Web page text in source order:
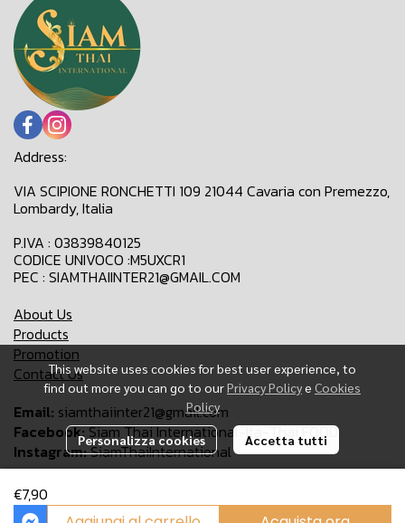
€7,90
This website uses cookies for best user experience, to
find out more you can go to ourPrivacy Policye Cookies
Policy
Personalizza cookies Accetta tutti
Address:
VIA SCIPIONE RONCHETTI 109 21044 Cavaria con Premezzo,
Lombardy, Italia
P.IVA : 03839840125
CODICE UNIVOCO :M5UXCR1
PEC : SIAMTHAIINTER21@GMAIL.COM
About Us
Products
Promotion
Contact Us
Email: siamthaiinter21@gmail.com
Facebook:Siam Thai International-Ita-Thai FOOD
Instagram:SiamThaiInternational
Copyright 2024 | All Rights Reserved | Siam Thai International